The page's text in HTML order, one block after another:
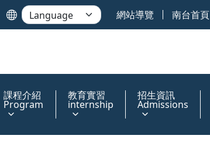
網站導覽 南台首頁
課程介紹
Program
教育實習
internship
招生資訊
Admissions